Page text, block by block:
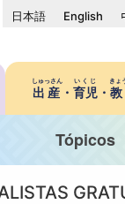
日本語 English
出産
しゅっさん
・ 育児
いくじ
・
きょ
Tópicos